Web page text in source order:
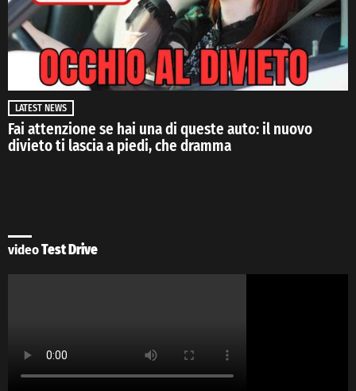
LATEST NEWS
Fai attenzione se hai una di queste auto: il nuovo
divieto ti lascia a piedi, che dramma
videoTest Drive